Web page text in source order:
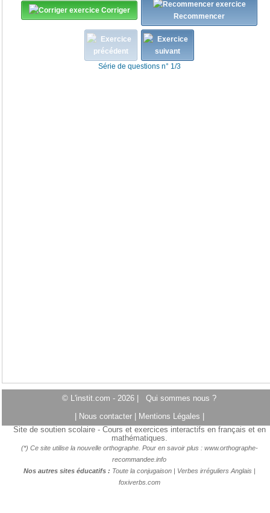
Corriger
Recommencer
Série de questions n° 1/3
© L'instit.com - 2026 | Qui sommes nous ?
Nous contacter Mentions Légales
Site de soutien scolaire - Cours et exercices interactifs en français et en
mathématiques.
(*) Ce site utilise la nouvelle orthographe. Pour en savoir plus : www.orthographe-
recommandee.info
Nos autres sites éducatifs : Toute la conjugaison| Verbes irréguliers Anglais
foxiverbs.com